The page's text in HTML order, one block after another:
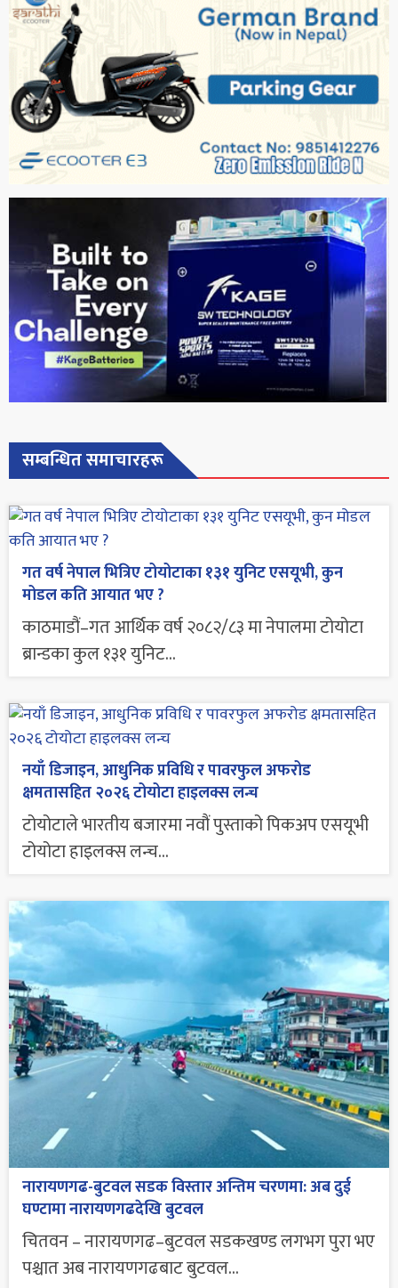
सम्बन्धित समाचारहरू
गत वर्ष नेपाल भित्रिए टोयोटाका १३१ युनिट एसयूभी, कुन
मोडल कति आयात भए ?
काठमाडौं–गत आर्थिक वर्ष २०८२/८३ मा नेपालमा टोयोटा
ब्रान्डका कुल १३१ युनिट...
नयाँ डिजाइन, आधुनिक प्रविधि र पावरफुल अफरोड
क्षमतासहित २०२६ टोयोटा हाइलक्स लन्च
टोयोटाले भारतीय बजारमा नवौं पुस्ताको पिकअप एसयूभी
टोयोटा हाइलक्स लन्च...
नारायणगढ-बुटवल सडक विस्तार अन्तिम चरणमा: अब दुई
घण्टामा नारायणगढदेखि बुटवल
चितवन – नारायणगढ–बुटवल सडकखण्ड लगभग पुरा भए
पश्चात अब नारायणगढबाट बुटवल...